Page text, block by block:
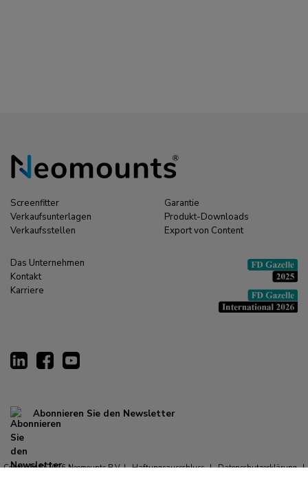
Screenfitter
Verkaufsunterlagen
Verkaufsstellen
Garantie
Produkt-Downloads
Export von Content
Das Unternehmen
Kontakt
Karriere
Abonnieren Sie den Newsletter
Copyright © 2026 Neomounts B.V. | Haftungsausschluss | Datenschutzerklärung |